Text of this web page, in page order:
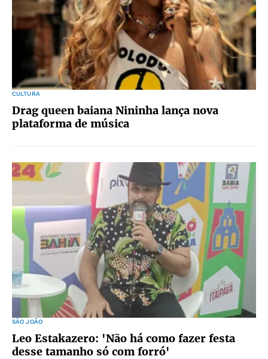
CULTURA
Drag queen baiana Nininha lança nova
plataforma de música
SÃO JOÃO
Leo Estakazero: 'Não há como fazer festa
desse tamanho só com forró'